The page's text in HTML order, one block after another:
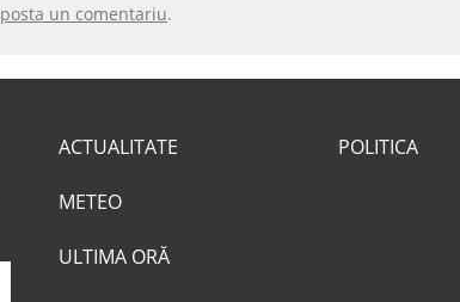
posta un comentariu.
ACTUALITATE
METEO
ULTIMA ORĂ
POLITICA